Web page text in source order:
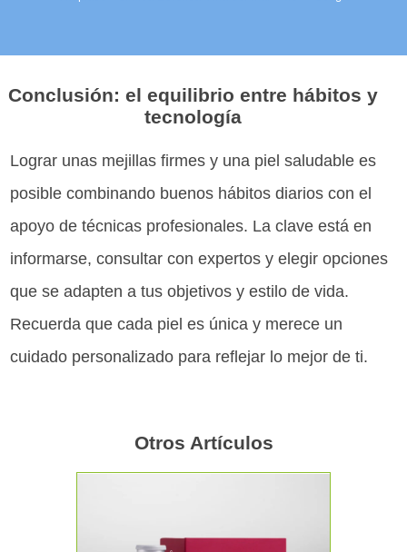
Conclusión: el equilibrio entre hábitos y
tecnología
Lograr unas mejillas firmes y una piel saludable es
posible combinando buenos hábitos diarios con el
apoyo de técnicas profesionales. La clave está en
informarse, consultar con expertos y elegir opciones
que se adapten a tus objetivos y estilo de vida.
Recuerda que cada piel es única y merece un
cuidado personalizado para reflejar lo mejor de ti.
Otros Artículos